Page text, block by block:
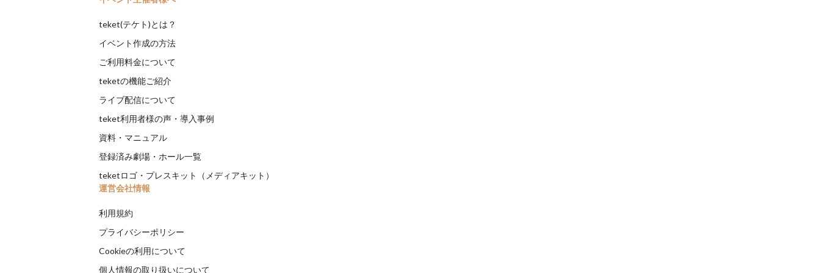
teket(テケト)とは？
イベント作成の方法
ご利用料金について
teketの機能ご紹介
ライブ配信について
teket利用者様の声・導入事例
資料・マニュアル
登録済み劇場・ホール一覧
teketロゴ・プレスキット（メディアキット）
運営会社情報
利用規約
プライバシーポリシー
Cookieの利用について
個人情報の取り扱いについて